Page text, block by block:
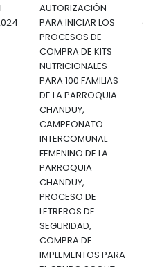
AUTORIZACIÓN
PARA INICIAR LOS
PROCESOS DE
COMPRA DE KITS
NUTRICIONALES
PARA 100 FAMILIAS
DE LA PARROQUIA
CHANDUY,
CAMPEONATO
INTERCOMUNAL
FEMENINO DE LA
PARROQUIA
CHANDUY,
PROCESO DE
LETREROS DE
SEGURIDAD,
COMPRA DE
IMPLEMENTOS PARA